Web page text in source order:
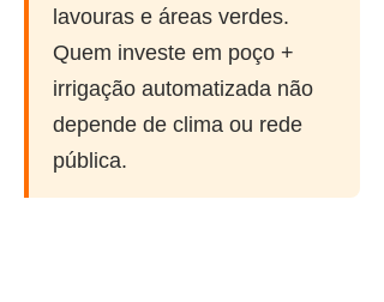
lavouras e áreas verdes.
Quem investe em poço +
irrigação automatizada não
depende de clima ou rede
pública.